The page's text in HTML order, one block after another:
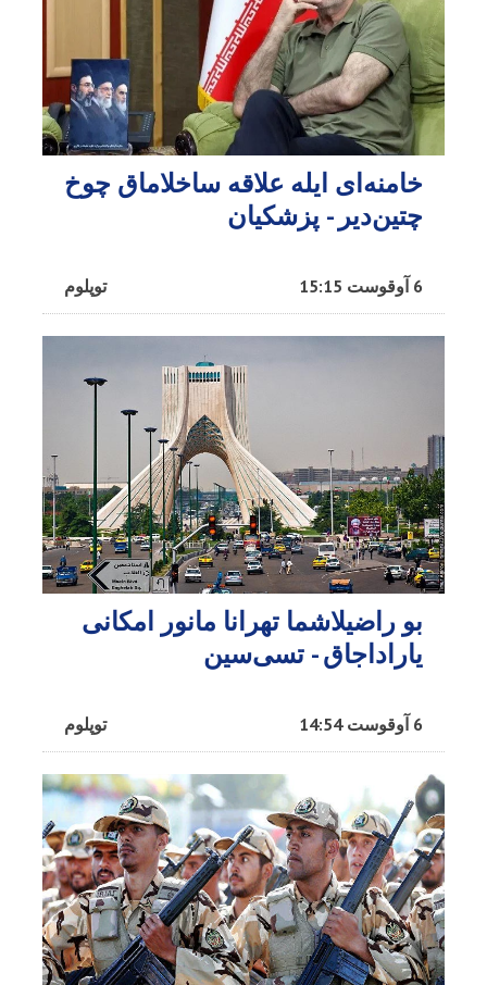
خامنه‌ای ایله علاقه ساخلاماق چوخ
چتین‌دیر - پزشکیان
توپلوم 6 آوقوست 15:15
بو راضیلاشما تهرانا مانور امکانی
یاراداجاق - تسی‌سین
توپلوم 6 آوقوست 14:54